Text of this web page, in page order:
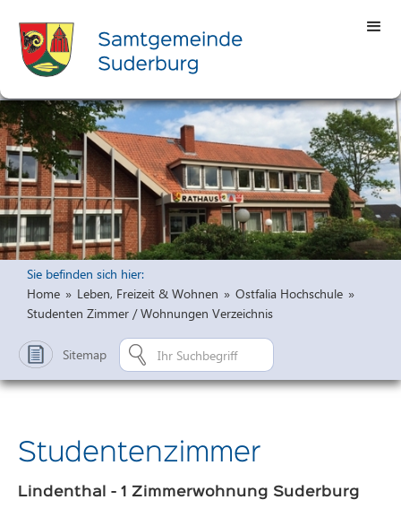
Sie befinden sich hier:
Home » Leben, Freizeit & Wohnen » Ostfalia Hochschule »
Studenten Zimmer / Wohnungen Verzeichnis
Sitemap
Studentenzimmer
Lindenthal - 1 Zimmerwohnung Suderburg